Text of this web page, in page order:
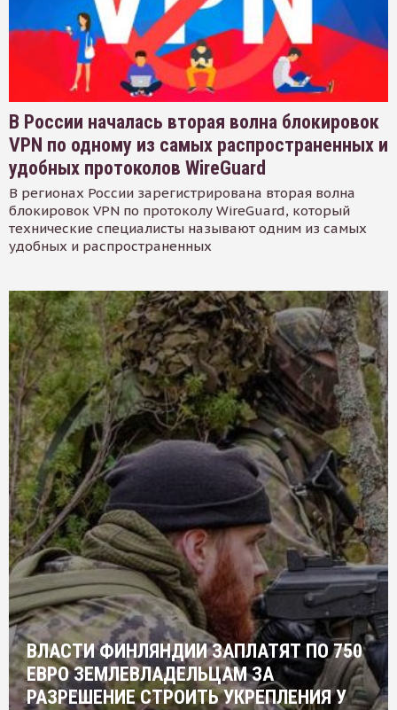
В России началась вторая волна блокировок
VPN по одному из самых распространенных и
удобных протоколов WireGuard
В регионах России зарегистрирована вторая волна
блокировок VPN по протоколу WireGuard, который
технические специалисты называют одним из самых
удобных и распространенных
ВЛАСТИ ФИНЛЯНДИИ ЗАПЛАТЯТ ПО 750
ЕВРО ЗЕМЛЕВЛАДЕЛЬЦАМ ЗА
РАЗРЕШЕНИЕ СТРОИТЬ УКРЕПЛЕНИЯ У